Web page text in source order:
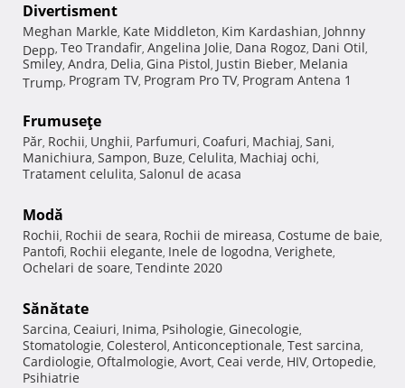
Divertisment
Meghan Markle, Kate Middleton, Kim Kardashian, Johnny
Depp, Teo Trandafir, Angelina Jolie, Dana Rogoz, Dani Otil,
Smiley, Andra, Delia, Gina Pistol, Justin Bieber, Melania
Trump, Program TV, Program Pro TV, Program Antena 1
Frumuseţe
Păr, Rochii, Unghii, Parfumuri, Coafuri, Machiaj, Sani,
Manichiura, Sampon, Buze, Celulita, Machiaj ochi,
Tratament celulita, Salonul de acasa
Modă
Rochii, Rochii de seara, Rochii de mireasa, Costume de baie,
Pantofi, Rochii elegante, Inele de logodna, Verighete,
Ochelari de soare, Tendinte 2020
Sănătate
Sarcina, Ceaiuri, Inima, Psihologie, Ginecologie,
Stomatologie, Colesterol, Anticonceptionale, Test sarcina,
Cardiologie, Oftalmologie, Avort, Ceai verde, HIV, Ortopedie,
Psihiatrie